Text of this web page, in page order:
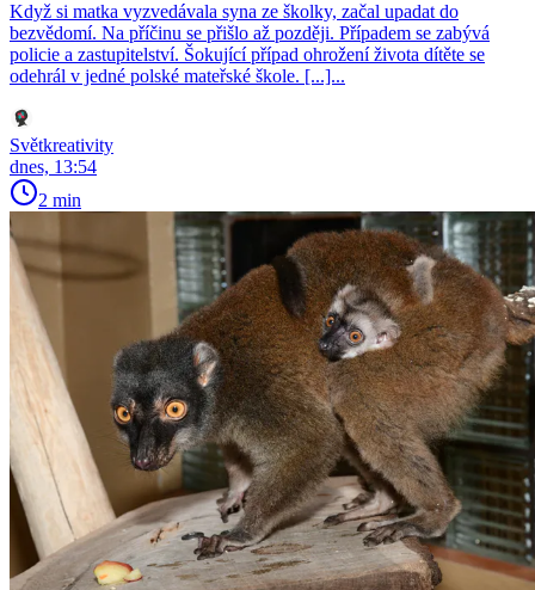
Když si matka vyzvedávala syna ze školky, začal upadat do
bezvědomí. Na příčinu se přišlo až později. Případem se zabývá
policie a zastupitelství. Šokující případ ohrožení života dítěte se
odehrál v jedné polské mateřské škole. [...]...
Světkreativity
dnes, 13:54
2 min